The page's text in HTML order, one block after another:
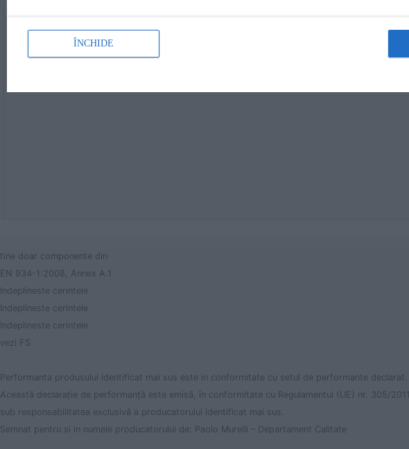
tine doar componente din
EN 934-1:2008, Annex A.1
Indeplineste cerintele
Indeplineste cerintele
Indeplineste cerintele
vezi FS
Performanta produsului identificat mai sus este in conformitate cu setul de performante declarat.
Această declarație de performanță este emisă, în conformitate cu Regulamentul (UE) nr. 305/2011,
sub responsabilitatea exclusivă a producatorului identificat mai sus.
Semnat pentru si in numele producatorului de: Paolo Murelli – Departament Calitate
ÎNCHIDE